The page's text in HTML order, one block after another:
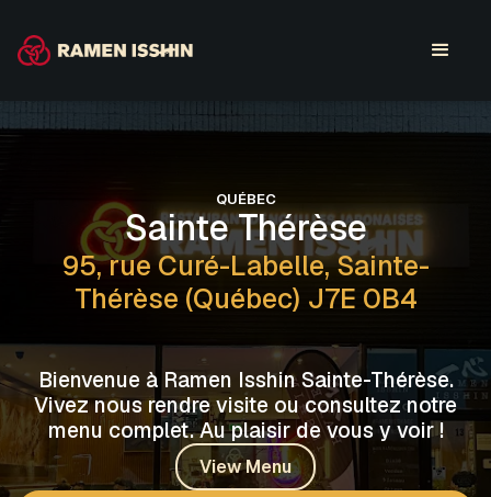
QUÉBEC
Sainte Thérèse
95, rue Curé-Labelle, Sainte-
Thérèse (Québec) J7E 0B4
Bienvenue à Ramen Isshin Sainte-Thérèse.
Vivez nous rendre visite ou consultez notre
menu complet. Au plaisir de vous y voir !
View Menu